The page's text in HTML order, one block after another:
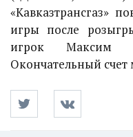
«Кавказтрансгаз»
игры после
игрок Максим
Окончательный счет